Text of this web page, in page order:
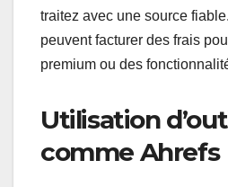
traitez avec une source
peuvent facturer des frais
premium ou des
Utilisation
comme Ahrefs